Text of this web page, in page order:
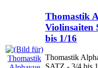
Thomastik
Violinsaiten
bis 1/16
Thomastik